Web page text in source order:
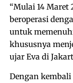
“Mulai 14
beroperasi
untuk
khususnya
ujar Eva di
Dengan